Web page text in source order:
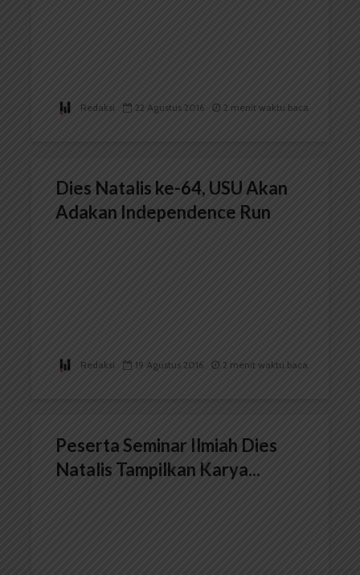
Redaksi 22 Agustus 2016 2 menit waktu baca
Dies Natalis ke-64, USU Akan
Adakan Independence Run
Redaksi 19 Agustus 2016 2 menit waktu baca
Peserta Seminar Ilmiah Dies
Natalis Tampilkan Karya...